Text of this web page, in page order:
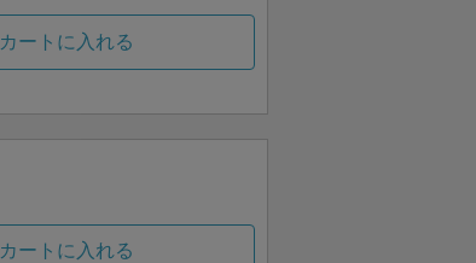
カートに入れる
カートに入れる